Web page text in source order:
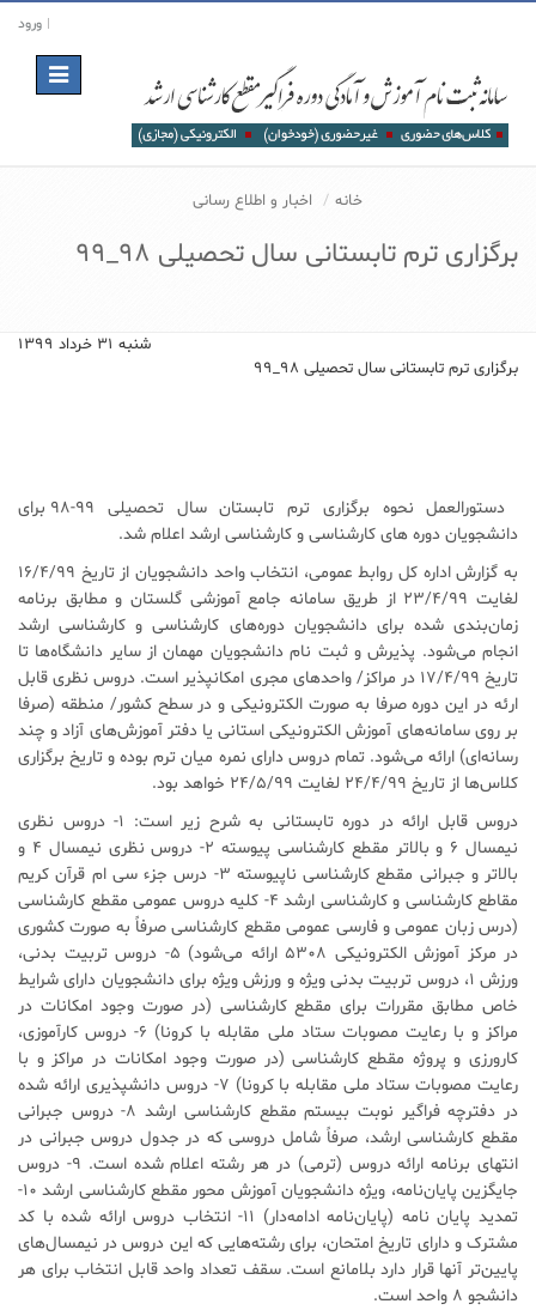
ورود
Toggle
navigation
خانه اخبار و اطلاع رسانی
برگزاری ترم تابستانی سال تحصیلی 98_99
شنبه ۳۱ خرداد ۱۳۹۹
برگزاری ترم تابستانی سال تحصیلی 98_99
دستورالعمل نحوه برگزاری ترم تابستان سال تحصیلی 99-98 برای
دانشجویان دوره های کارشناسی و کارشناسی ارشد اعلام شد.
به گزارش اداره کل روابط عمومی، انتخاب واحد دانشجویان از تاریخ 16/4/99
لغایت 23/4/99 از طریق سامانه جامع آموزشی گلستان و مطابق برنامه
زمان‌بندی شده برای دانشجویان دوره‌های کارشناسی و کارشناسی ارشد
انجام می‌شود. پذیرش و ثبت نام دانشجویان مهمان از سایر دانشگاه‌ها تا
تاریخ 17/4/99 در مراکز/ واحدهای مجری امکانپذیر است. دروس نظری قابل
ارئه در این دوره صرفا به صورت الکترونیکی و در سطح کشور/ منطقه (صرفا
بر روی سامانه‌های آموزش الکترونیکی استانی یا دفتر آموزش‌های آزاد و چند
رسانه‌ای) ارائه می‌شود. تمام دروس دارای نمره میان ترم بوده و تاریخ برگزاری
کلاس‌ها از تاریخ 24/4/99 لغایت 24/5/99 خواهد بود.
دروس قابل ارائه در دوره تابستانی به شرح زیر است: 1- دروس نظری
نیمسال 6 و بالاتر مقطع کارشناسی پیوسته 2- دروس نظری نیمسال 4 و
بالاتر و جبرانی مقطع کارشناسی ناپیوسته 3- درس جزء سی ام قرآن کریم
مقاطع کارشناسی و کارشناسی ارشد 4- کلیه دروس عمومی مقطع کارشناسی
(درس زبان عمومی و فارسی عمومی مقطع کارشناسی صرفاً به صورت کشوری
در مرکز آموزش الکترونیکی 5308 ارائه می‌شود) 5- دروس تربیت بدنی،
ورزش 1، دروس تربیت بدنی ویژه و ورزش ویژه برای دانشجویان دارای شرایط
خاص مطابق مقررات برای مقطع کارشناسی (در صورت وجود امکانات در
مراکز و با رعایت مصوبات ستاد ملی مقابله با کرونا) 6- دروس کارآموزی،
کارورزی و پروژه مقطع کارشناسی (در صورت وجود امکانات در مراکز و با
رعایت مصوبات ستاد ملی مقابله با کرونا) 7- دروس دانشپذیری ارائه شده
در دفترچه فراگیر نوبت بیستم مقطع کارشناسی ارشد 8- دروس جبرانی
مقطع کارشناسی ارشد، صرفاً شامل دروسی که در جدول دروس جبرانی در
انتهای برنامه ارائه دروس (ترمی) در هر رشته اعلام شده است. 9- دروس
جایگزین پایان‌نامه، ویژه دانشجویان آموزش محور مقطع کارشناسی ارشد 10-
تمدید پایان نامه (پایان‌نامه ادامه‌دار) 11- انتخاب دروس ارائه شده با کد
مشترک و دارای تاریخ امتحان، برای رشته‌هایی که این دروس در نیمسال‌های
پایین‌تر آنها قرار دارد بلامانع است. سقف تعداد واحد قابل انتخاب برای هر
دانشجو 8 واحد است.